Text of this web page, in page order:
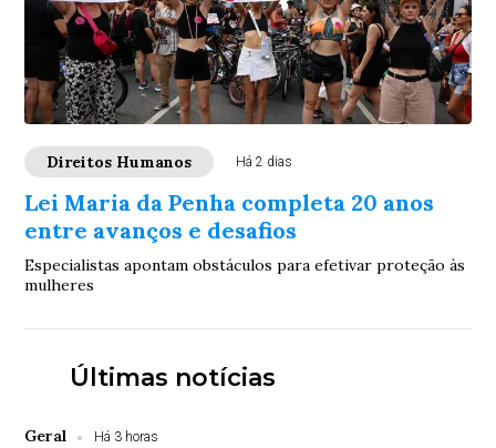
Direitos Humanos Há 2 dias
Lei Maria da Penha completa 20 anos
entre avanços e desafios
Especialistas apontam obstáculos para efetivar proteção às
mulheres
Últimas notícias
Geral Há 3 horas